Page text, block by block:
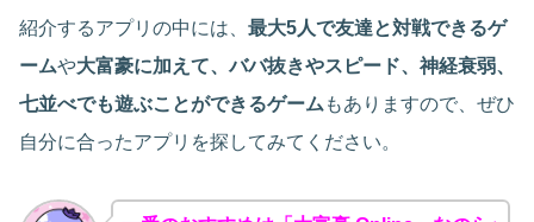
紹介するアプリの中には、 最大5人で友達と対戦できるゲ
ームや大富豪に加えて、ババ抜きやスピード、神経衰弱、
七並べでも遊ぶことができるゲーム もありますので、ぜひ
自分に合ったアプリを探してみてください。